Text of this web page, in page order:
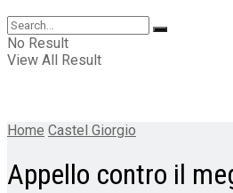
No Result
View All Result
Home Castel Giorgio
Appello contro il